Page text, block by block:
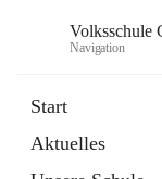
Volksschule
Navigation
Start
Aktuelles